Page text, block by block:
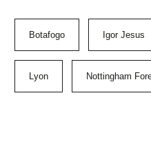
Botafogo Igor Jesus
Lyon Nottingham